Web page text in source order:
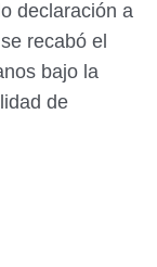
declaración a
recabó el
bajo la
de